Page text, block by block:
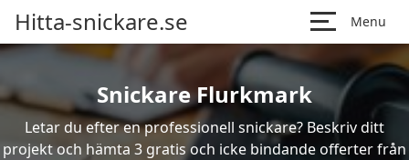
Hitta-snickare.se Menu
Snickare Flurkmark
Letar du efter en professionell snickare? Beskriv ditt
projekt och hämta 3 gratis och icke bindande offerter från